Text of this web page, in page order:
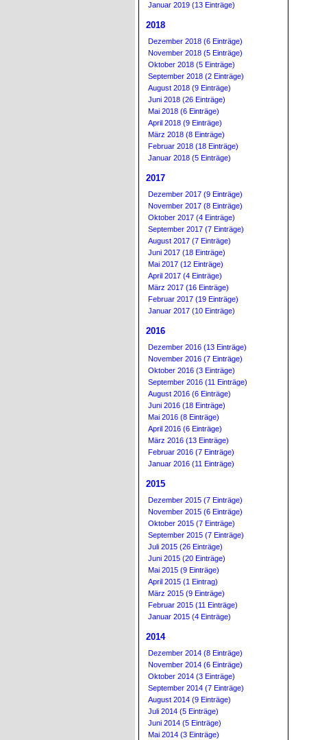
Januar 2019 (13 Einträge)
2018
Dezember 2018 (6 Einträge)
November 2018 (5 Einträge)
Oktober 2018 (5 Einträge)
September 2018 (2 Einträge)
August 2018 (9 Einträge)
Juni 2018 (26 Einträge)
Mai 2018 (6 Einträge)
April 2018 (9 Einträge)
März 2018 (8 Einträge)
Februar 2018 (18 Einträge)
Januar 2018 (5 Einträge)
2017
Dezember 2017 (9 Einträge)
November 2017 (8 Einträge)
Oktober 2017 (4 Einträge)
September 2017 (7 Einträge)
August 2017 (7 Einträge)
Juni 2017 (18 Einträge)
Mai 2017 (12 Einträge)
April 2017 (4 Einträge)
März 2017 (16 Einträge)
Februar 2017 (19 Einträge)
Januar 2017 (10 Einträge)
2016
Dezember 2016 (13 Einträge)
November 2016 (7 Einträge)
Oktober 2016 (3 Einträge)
September 2016 (11 Einträge)
August 2016 (6 Einträge)
Juni 2016 (18 Einträge)
Mai 2016 (8 Einträge)
April 2016 (6 Einträge)
März 2016 (13 Einträge)
Februar 2016 (7 Einträge)
Januar 2016 (11 Einträge)
2015
Dezember 2015 (7 Einträge)
November 2015 (6 Einträge)
Oktober 2015 (7 Einträge)
September 2015 (7 Einträge)
Juli 2015 (26 Einträge)
Juni 2015 (20 Einträge)
Mai 2015 (9 Einträge)
April 2015 (1 Eintrag)
März 2015 (9 Einträge)
Februar 2015 (11 Einträge)
Januar 2015 (4 Einträge)
2014
Dezember 2014 (8 Einträge)
November 2014 (6 Einträge)
Oktober 2014 (3 Einträge)
September 2014 (7 Einträge)
August 2014 (9 Einträge)
Juli 2014 (5 Einträge)
Juni 2014 (5 Einträge)
Mai 2014 (3 Einträge)